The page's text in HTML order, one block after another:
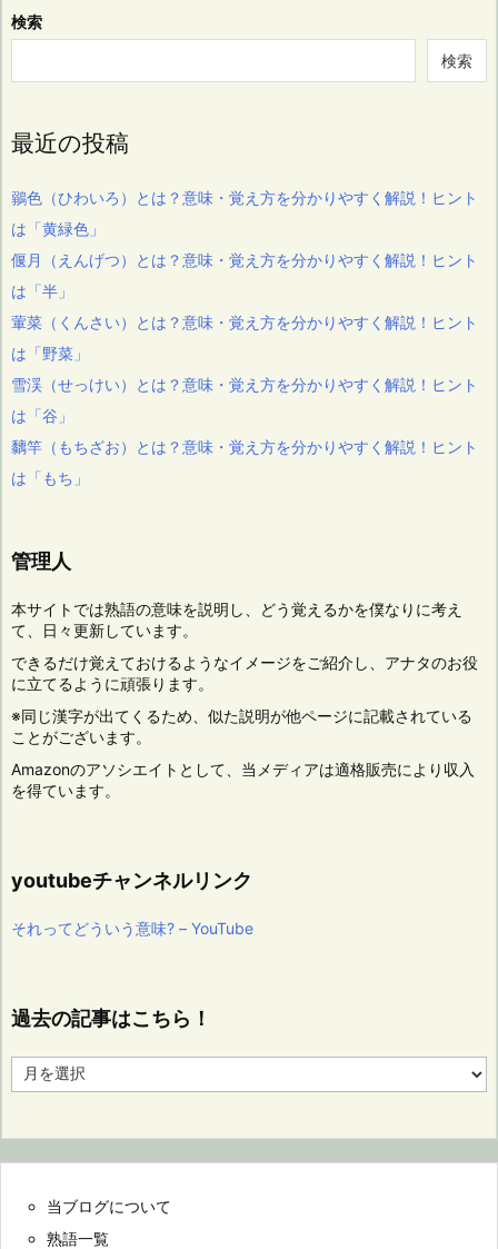
検索
検索
最近の投稿
鶸色（ひわいろ）とは？意味・覚え方を分かりやすく解説！ヒント
は「黄緑色」
偃月（えんげつ）とは？意味・覚え方を分かりやすく解説！ヒント
は「半」
葷菜（くんさい）とは？意味・覚え方を分かりやすく解説！ヒント
は「野菜」
雪渓（せっけい）とは？意味・覚え方を分かりやすく解説！ヒント
は「谷」
黐竿（もちざお）とは？意味・覚え方を分かりやすく解説！ヒント
は「もち」
管理人
本サイトでは熟語の意味を説明し、どう覚えるかを僕なりに考え
て、日々更新しています。
できるだけ覚えておけるようなイメージをご紹介し、アナタのお役
に立てるように頑張ります。
※同じ漢字が出てくるため、似た説明が他ページに記載されている
ことがございます。
Amazonのアソシエイトとして、当メディアは適格販売により収入
を得ています。
youtubeチャンネルリンク
それってどういう意味? – YouTube
過去の記事はこちら！
去
ら！
当ブログについて
熟語一覧